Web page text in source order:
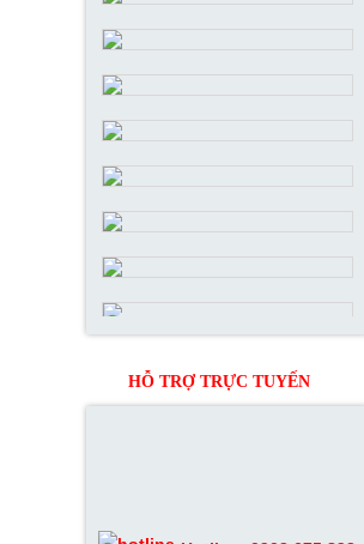
HỖ TRỢ TRỰC TUYẾN